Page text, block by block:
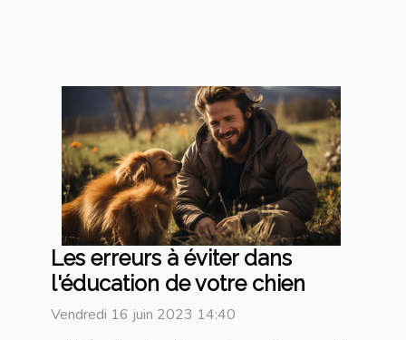
Les erreurs à éviter dans
l'éducation de votre chien
Vendredi 16 juin 2023 14:40